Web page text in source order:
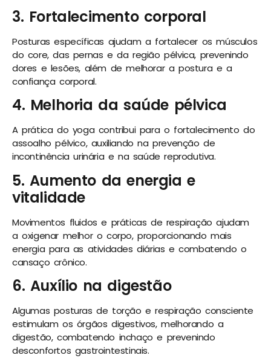
3. Fortalecimento corporal
Posturas específicas ajudam a fortalecer os músculos
do core, das pernas e da região pélvica, prevenindo
dores e lesões, além de melhorar a postura e a
confiança corporal.
4. Melhoria da saúde pélvica
A prática do yoga contribui para o fortalecimento do
assoalho pélvico, auxiliando na prevenção de
incontinência urinária e na saúde reprodutiva.
5. Aumento da energia e
vitalidade
Movimentos fluidos e práticas de respiração ajudam
a oxigenar melhor o corpo, proporcionando mais
energia para as atividades diárias e combatendo o
cansaço crônico.
6. Auxílio na digestão
Algumas posturas de torção e respiração consciente
estimulam os órgãos digestivos, melhorando a
digestão, combatendo inchaço e prevenindo
desconfortos gastrointestinais.